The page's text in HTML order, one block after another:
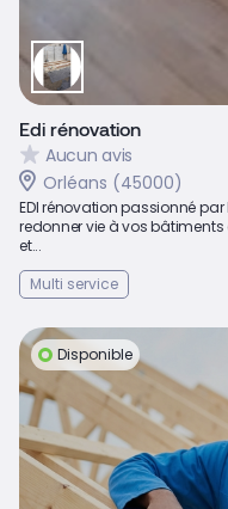
Edi rénovation
Aucun avis
Orléans (45000)
EDI rénovation passionné
redonner vie à vos
et...
Multi service
Disponible